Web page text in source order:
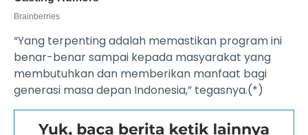
“Yang terpenting adalah memastikan program ini
benar-benar sampai kepada masyarakat yang
membutuhkan dan memberikan manfaat bagi
generasi masa depan Indonesia,” tegasnya.(*)